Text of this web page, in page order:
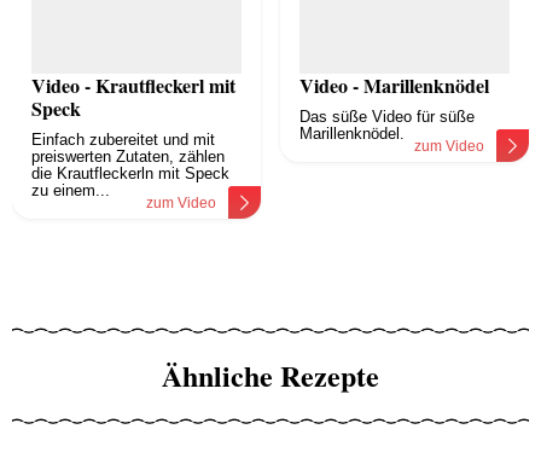
Video - Krautfleckerl mit
Speck
Einfach zubereitet und mit
preiswerten Zutaten, zählen
die Krautfleckerln mit Speck
zu einem...
zum Video
Video - Marillenknödel
Das süße Video für süße
Marillenknödel.
zum Video
Ähnliche Rezepte